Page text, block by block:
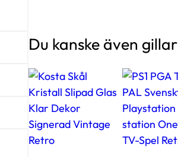
Du kanske även gillar